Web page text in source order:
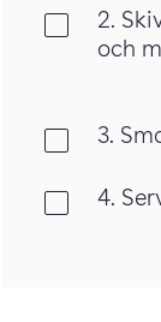
2.
och
3.
4.